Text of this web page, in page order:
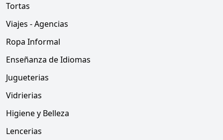
Tortas
Viajes - Agencias
Ropa Informal
Enseñanza de Idiomas
Jugueterias
Vidrierias
Higiene y Belleza
Lencerias